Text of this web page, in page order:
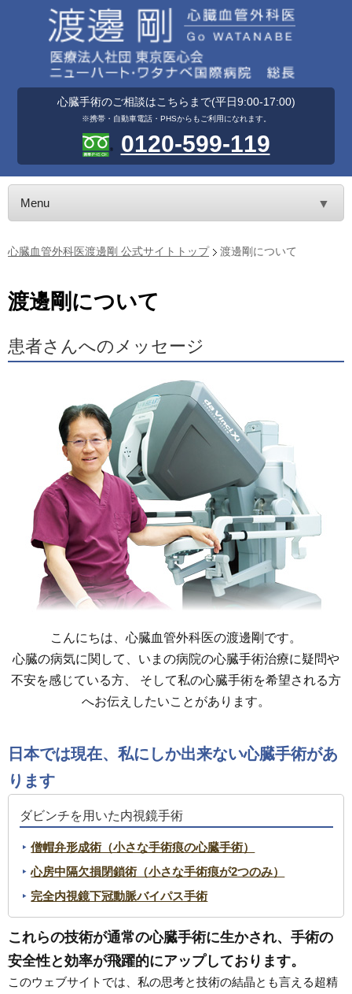
心臓手術のご相談はこちらまで(平日9:00-17:00)
※携帯・自動車電話・PHSからもご利用になれます。
0120-599-119
Menu ▼
心臓血管外科医渡邊剛 公式サイトトップ 渡邊剛について
渡邊剛について
患者さんへのメッセージ
こんにちは、心臓血管外科医の渡邊剛です。
心臓の病気に関して、いまの病院の心臓手術治療に疑問や
不安を感じている方、
そして私の心臓手術を希望される方
へお伝えしたいことがあります。
日本では現在、私にしか出来ない心臓手術があ
ります
ダビンチを用いた内視鏡手術
僧帽弁形成術（小さな手術痕の心臓手術）
心房中隔欠損閉鎖術（小さな手術痕が2つのみ）
完全内視鏡下冠動脈バイパス手術
これらの技術が通常の心臓手術に生かされ、手術の
安全性と効率が飛躍的にアップしております。
このウェブサイトでは、私の思考と技術の結晶とも言える超精